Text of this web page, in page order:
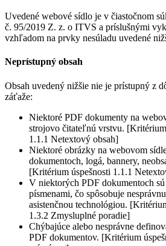
Uvedené webové sídlo je v čiastočnom
č. 95/2019 Z. z. o ITVS a príslušnými
vzhľadom na prvky nesúladu uvedené
Neprístupný obsah
Obsah uvedený nižšie nie je prístupný z
záťaže:
Niektoré PDF dokumenty na
strojovo čitateľnú vrstvu. [Kritérium
1.1.1 Netextový obsah]
Niektoré obrázky na webovom
dokumentoch, logá, bannery,
[Kritérium úspešnosti 1.1.1
V niektorých PDF dokumentoch
písmenami, čo spôsobuje
asistenčnou technológiou.
1.3.2 Zmysluplné poradie]
Chýbajúce alebo nesprávne
PDF dokumentov. [Kritérium